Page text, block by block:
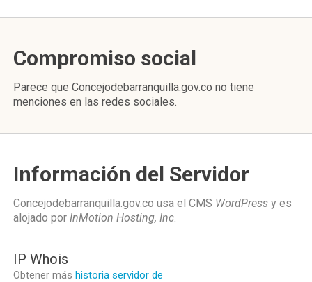
Compromiso social
Parece que Concejodebarranquilla.gov.co no tiene
menciones en las redes sociales.
Información del Servidor
Concejodebarranquilla.gov.co usa el CMS WordPress y es
alojado por InMotion Hosting, Inc.
IP Whois
Obtener más historia servidor de